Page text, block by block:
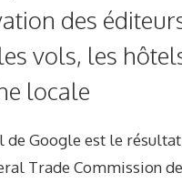
des
vols, les
locale
de Google est le résultat
Trade Commission